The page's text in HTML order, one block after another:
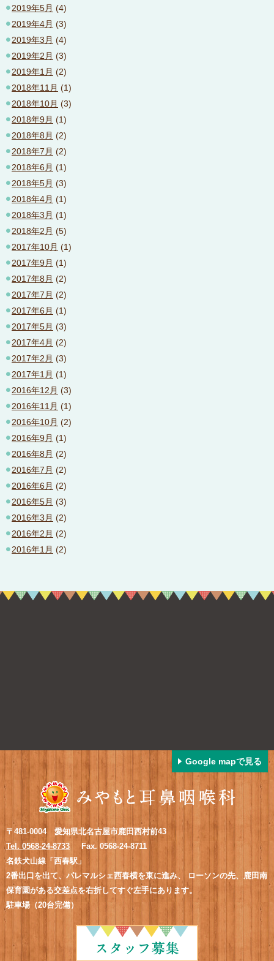
2019年5月 (4)
2019年4月 (3)
2019年3月 (4)
2019年2月 (3)
2019年1月 (2)
2018年11月 (1)
2018年10月 (3)
2018年9月 (1)
2018年8月 (2)
2018年7月 (2)
2018年6月 (1)
2018年5月 (3)
2018年4月 (1)
2018年3月 (1)
2018年2月 (5)
2017年10月 (1)
2017年9月 (1)
2017年8月 (2)
2017年7月 (2)
2017年6月 (1)
2017年5月 (3)
2017年4月 (2)
2017年2月 (3)
2017年1月 (1)
2016年12月 (3)
2016年11月 (1)
2016年10月 (2)
2016年9月 (1)
2016年8月 (2)
2016年7月 (2)
2016年6月 (2)
2016年5月 (3)
2016年3月 (2)
2016年2月 (2)
2016年1月 (2)
Google mapで見る
〒481-0004 愛知県北名古屋市鹿田西村前43
Tel. 0568-24-8733
Fax. 0568-24-8711
名鉄犬山線「西春駅」
2番出口を出て、パレマルシェ西春横を東に進み、
ローソンの先、鹿田南
保育園がある交差点を右折してすぐ左手にあります。
駐車場（20台完備）